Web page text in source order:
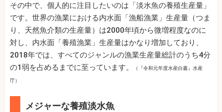
その中で、個人的に注目したいのは「淡水魚の養殖生産量」
です。世界の漁業における内水面「漁船漁業」生産量（つま
り、天然魚介類の生産量）は2000年頃から微増程度なのに
対し、内水面「養殖漁業」生産量はかなり増加しており、
2018年では、すべてのジャンルの漁業生産量総計のうち4分
の1弱を占めるまでに至っています。
（『令和元年度水産白書』水産
庁）
メジャーな養殖淡水魚